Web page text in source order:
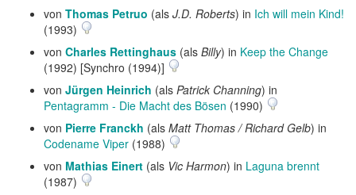
von Thomas Petruo (als J.D. Roberts) in Ich will mein Kind!
(1993)
von Charles Rettinghaus (als Billy) in Keep the Change
(1992) [Synchro (1994)]
von Jürgen Heinrich (als Patrick Channing) in
Pentagramm - Die Macht des Bösen (1990)
von Pierre Franckh (als Matt Thomas / Richard Gelb) in
Codename Viper (1988)
von Mathias Einert (als Vic Harmon) in Laguna brennt
(1987)